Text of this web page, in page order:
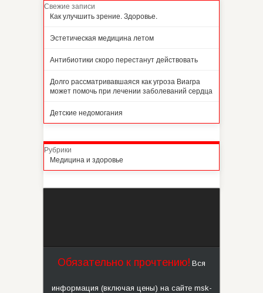
Свежие записи
Как улучшить зрение. Здоровье.
Эстетическая медицина летом
Антибиотики скоро перестанут действовать
Долго рассматривавшаяся как угроза Виагра
может помочь при лечении заболеваний сердца
Детские недомогания
Рубрики
Медицина и здоровье
Обязательно к прочтению! Вся
информация (включая цены) на сайте msk-